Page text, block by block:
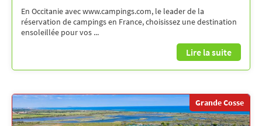
En Occitanie avec www.campings.com, le leader de la
réservation de campings en France, choisissez une destination
ensoleillée pour vos ...
Lire la suite
Grande Cosse